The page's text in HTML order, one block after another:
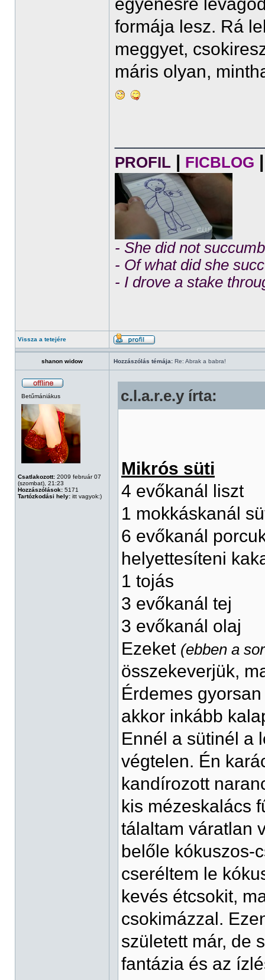
formája lesz. Rá
meggyet,
máris olyan,
PROFIL | FICBLOG |
- She did not
- Of what did she
- I drove a stake
Vissza a tetejére
shanon widow Hozzászólás témája: Re: Abrak a babra!
Betűmániákus
Csatlakozott: 2009 február 07
(szombat), 21:23
Hozzászólások: 5171
Tartózkodási hely: itt vagyok:)
c.l.a.r.e.y írta:
Mikrós süti
4 evőkanál liszt
1 mokkáskanál
6 evőkanál
helyettesíteni
1 tojás
3 evőkanál tej
3 evőkanál olaj
Ezeket (ebben a
összekeverjük,
Érdemes
akkor inkább
Ennél a sütinél a
végtelen. Én
kandírozott
kis mézeskalács
tálaltam váratlan
belőle kókuszos-
cseréltem le
kevés étcsokit,
csokimázzal.
született már, de
fantázia és az